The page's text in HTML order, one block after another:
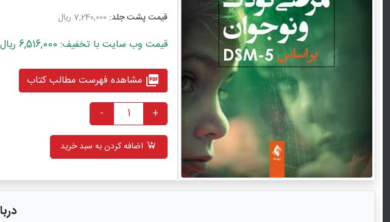
قیمت پشت جلد: 7,240,000 ریال
قیمت وب سایت با تخفیف: 6,516,000 ریال
picture_as_pdf مشاهده فهرست مطالب کتاب
+
-
اضافه کردن به سبد خرید